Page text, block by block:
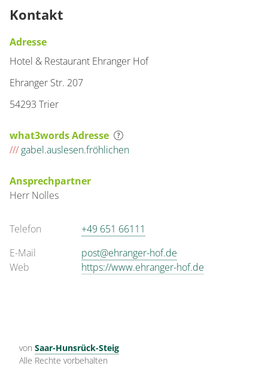
Kontakt
Adresse
Hotel & Restaurant Ehranger Hof
Ehranger Str. 207
54293 Trier
what3words Adresse
/// gabel.auslesen.fröhlichen
Ansprechpartner
Herr Nolles
Telefon
+49 651 66111
E-Mail
post@ehranger-hof.de
Web
https://www.ehranger-hof.de
von Saar-Hunsrück-Steig
Alle Rechte vorbehalten